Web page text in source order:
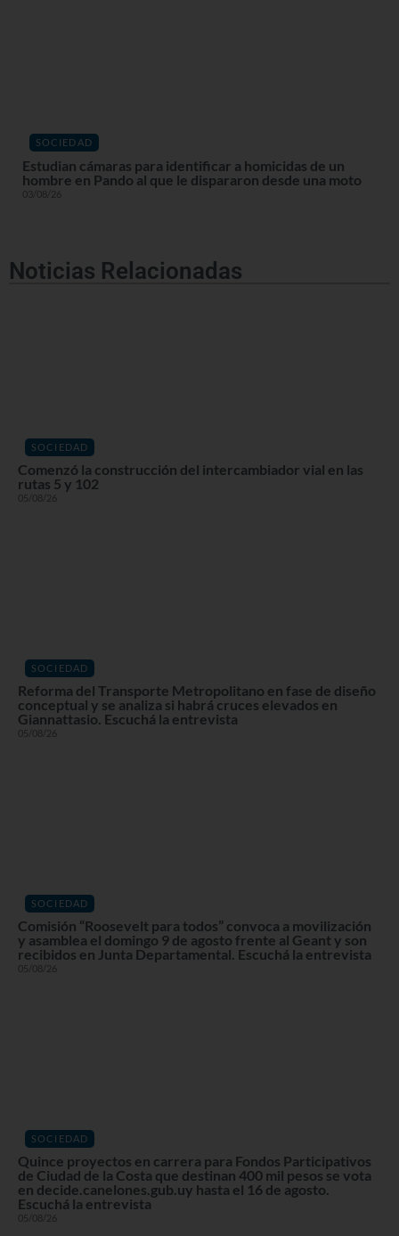
SOCIEDAD
Estudian cámaras para identificar a homicidas de un
hombre en Pando al que le dispararon desde una moto
03/08/26
Noticias Relacionadas
SOCIEDAD
Comenzó la construcción del intercambiador vial en las
rutas 5 y 102
05/08/26
SOCIEDAD
Reforma del Transporte Metropolitano en fase de diseño
conceptual y se analiza si habrá cruces elevados en
Giannattasio. Escuchá la entrevista
05/08/26
SOCIEDAD
Comisión “Roosevelt para todos” convoca a movilización
y asamblea el domingo 9 de agosto frente al Geant y son
recibidos en Junta Departamental. Escuchá la entrevista
05/08/26
SOCIEDAD
Quince proyectos en carrera para Fondos Participativos
de Ciudad de la Costa que destinan 400 mil pesos se vota
en decide.canelones.gub.uy hasta el 16 de agosto.
Escuchá la entrevista
05/08/26